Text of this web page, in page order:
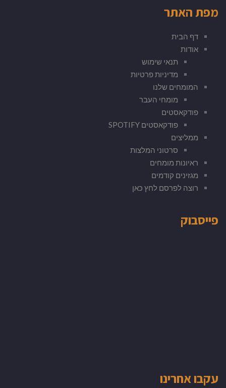
מפת האתר
דף הבית
אודות
תנאי שימוש
מדיניות פרטיות
המומחים שלנו
מומחי העבר
פודקאסטים
פודקאסטים SPOTIFY
ממליצים
סרטוני המלצות
ראיונות מומחים
מגזינים קודמים
רוצה לפרסם לחץ כאן
פייסבוק
עקבו אחרינו